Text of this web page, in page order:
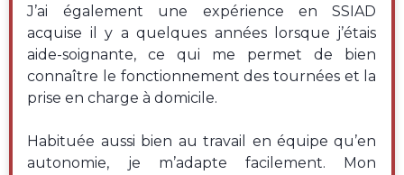
J’ai également une expérience en SSIAD
acquise il y a quelques années lorsque j’étais
aide-soignante, ce qui me permet de bien
connaître le fonctionnement des tournées et la
prise en charge à domicile.
Habituée aussi bien au travail en équipe qu’en
autonomie, je m’adapte facilement. Mon